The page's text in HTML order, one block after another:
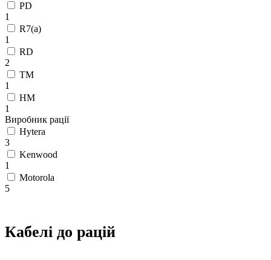
PD
1
R7(a)
1
RD
2
TM
1
НМ
1
Виробник рації
Hytera
3
Kenwood
1
Motorola
5
Кабелі до рацій